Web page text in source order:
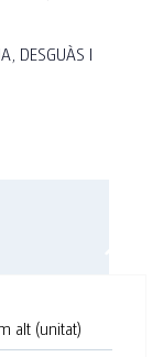
DESGUÀS I
alt (unitat)